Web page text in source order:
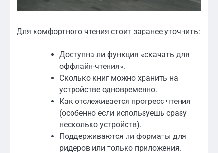
Для комфортного чтения стоит заранее уточнить:
Доступна ли функция «скачать для
оффлайн-чтения».
Сколько книг можно хранить на
устройстве одновременно.
Как отслеживается прогресс чтения
(особенно если используешь сразу
несколько устройств).
Поддерживаются ли форматы для
ридеров или только приложения.